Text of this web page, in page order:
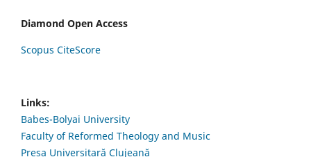
Diamond Open Access
Scopus CiteScore
Links:
Babes-Bolyai University
Faculty of Reformed Theology and Music
Presa Universitară Clujeană